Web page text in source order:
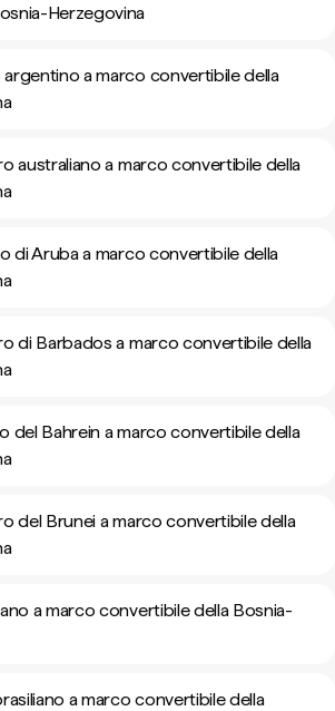
Herzegovina
argentino a marco convertibile della
australiano a marco convertibile della
di Aruba a marco convertibile della
di Barbados a marco convertibile della
del Bahrein a marco convertibile della
del Brunei a marco convertibile della
a marco convertibile della Bosnia-
a marco convertibile della